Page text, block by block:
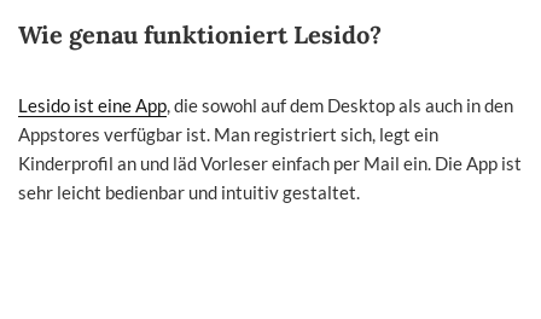
Wie genau funktioniert Lesido?
Lesido ist eine App , die sowohl auf dem Desktop als auch in den
Appstores verfügbar ist. Man registriert sich, legt ein
Kinderprofil an und läd Vorleser einfach per Mail ein. Die App ist
sehr leicht bedienbar und intuitiv gestaltet.